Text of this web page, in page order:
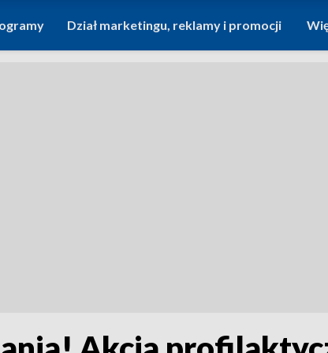
Dział marketingu, reklamy i promocji